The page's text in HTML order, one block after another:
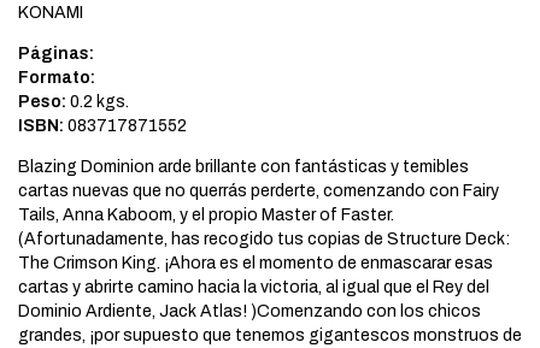
KONAMI
Páginas:
Formato:
Peso: 0.2 kgs.
ISBN: 083717871552
Blazing Dominion arde brillante con fantásticas y temibles
cartas nuevas que no querrás perderte, comenzando con Fairy
Tails, Anna Kaboom, y el propio Master of Faster.
(Afortunadamente, has recogido tus copias de Structure Deck:
The Crimson King. ¡Ahora es el momento de enmascarar esas
cartas y abrirte camino hacia la victoria, al igual que el Rey del
Dominio Ardiente, Jack Atlas! )Comenzando con los chicos
grandes, ¡por supuesto que tenemos gigantescos monstruos de